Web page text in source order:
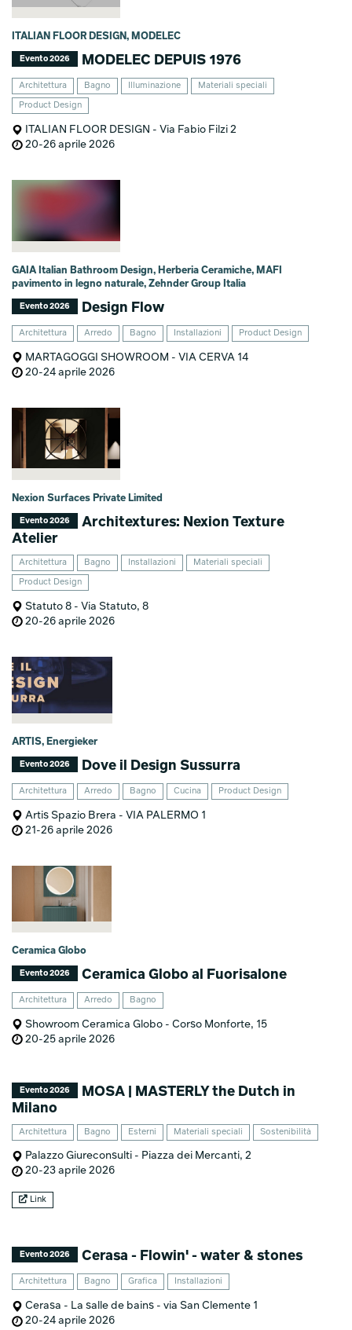
ITALIAN FLOOR DESIGN, MODELEC
Evento 2026 MODELEC DEPUIS 1976
Architettura Bagno Illuminazione Materiali speciali
Product Design
ITALIAN FLOOR DESIGN - Via Fabio Filzi 2
20-26 aprile 2026
GAIA Italian Bathroom Design, Herberia Ceramiche, MAFI
pavimento in legno naturale, Zehnder Group Italia
Evento 2026 Design Flow
Architettura Arredo Bagno Installazioni Product Design
MARTAGOGGI SHOWROOM - VIA CERVA 14
20-24 aprile 2026
Nexion Surfaces Private Limited
Evento 2026
Architextures: Nexion Texture
Atelier
Architettura Bagno Installazioni Materiali speciali
Product Design
Statuto 8 - Via Statuto, 8
20-26 aprile 2026
ARTIS, Energieker
Evento 2026 Dove il Design Sussurra
Architettura Arredo Bagno Cucina Product Design
Artis Spazio Brera - VIA PALERMO 1
21-26 aprile 2026
Ceramica Globo
Evento 2026 Ceramica Globo al Fuorisalone
Architettura Arredo Bagno
Showroom Ceramica Globo - Corso Monforte, 15
20-25 aprile 2026
Evento 2026
MOSA | MASTERLY the Dutch in
Milano
Architettura Bagno Esterni Materiali speciali Sostenibilità
Palazzo Giureconsulti - Piazza dei Mercanti, 2
20-23 aprile 2026
Link
Evento 2026 Cerasa - Flowin' - water & stones
Architettura Bagno Grafica Installazioni
Cerasa - La salle de bains - via San Clemente 1
20-24 aprile 2026